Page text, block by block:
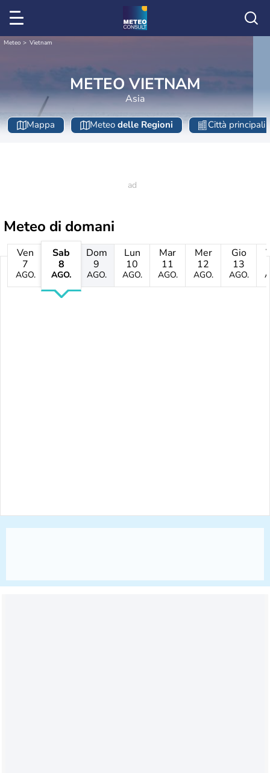
Meteo Vietnam
METEO VIETNAM
Asia
Mappa Meteo delle Regioni Città principali
Meteo di domani
Ven
7
AGO.
Sab
8
AGO.
Dom
9
AGO.
Lun
10
AGO.
Mar
11
AGO.
Mer
12
AGO.
Gio
13
AGO.